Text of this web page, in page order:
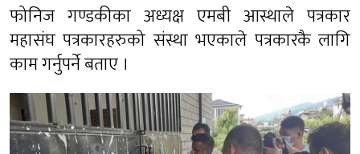
फोनिज गण्डकीका अध्यक्ष एमबी आस्थाले पत्रकार
महासंघ पत्रकारहरुको संस्था भएकाले पत्रकारकै लागि
काम गर्नुपर्ने बताए ।